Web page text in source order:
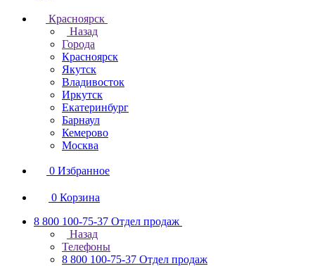
Красноярск
Назад
Города
Красноярск
Якутск
Владивосток
Иркутск
Екатеринбург
Барнаул
Кемерово
Москва
0 Избранное
0 Корзина
8 800 100-75-37 Отдел продаж
Назад
Телефоны
8 800 100-75-37 Отдел продаж